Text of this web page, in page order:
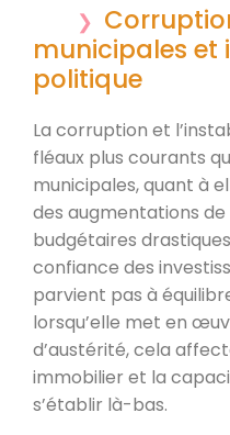
municipales et
politique
La corruption et
fléaux plus courants
municipales, quant à
des augmentations
budgétaires
confiance des
parvient pas à
lorsqu’elle met en
d’austérité, cela
immobilier et la
s’établir là-bas.